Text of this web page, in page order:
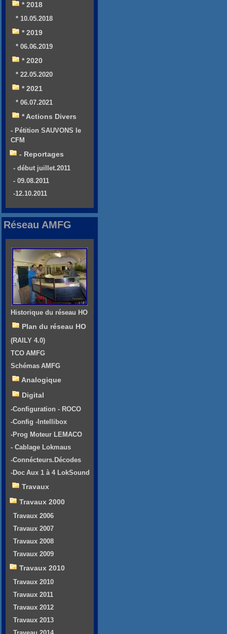
* 2018
* 10.05.2018
* 2019
* 06.06.2019
* 2020
* 22.05.2020
* 2021
* 06.07.2021
* Actions Divers
- Pétition SAUVONS le
CFM
- Reportages
- début juillet.2011
- 09.08.2011
-12.10.2011
Réseau AMFG
Historique du réseau HO
Plan du réseau HO
(RAILY 4.0)
TCO AMFG
Schémas AMFG
Analogique
Digital
-Configuration - ROCO
-Config -Intellibox
-Prog Moteur LEMACO
- Cablage Lokmaus
-Connécteurs.Décodes
-Doc Aux 1 à 4 LokSound
Travaux
Travaux 2000
Travaux 2006
Travaux 2007
Travaux 2008
Travaux 2009
Travaux 2010
Travaux 2010
Travaux 2011
Travaux 2012
Travaux 2013